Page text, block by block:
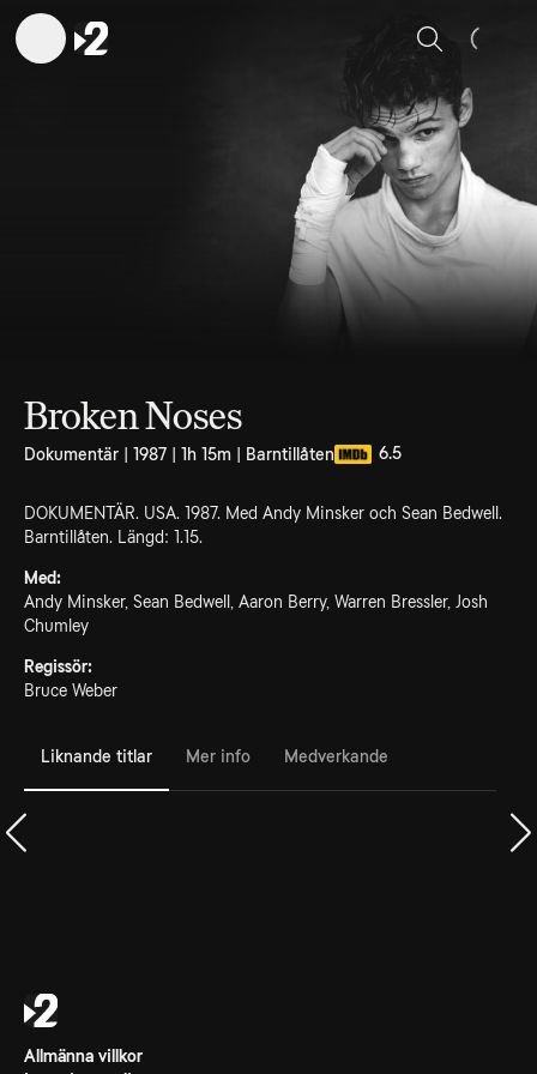
Sök
Broken Noses
Dokumentär | 1987 | 1h 15m | Barntillåten 6.5
DOKUMENTÄR. USA. 1987. Med Andy Minsker och Sean Bedwell.
Barntillåten. Längd: 1.15.
Med:
Andy Minsker, Sean Bedwell, Aaron Berry, Warren Bressler, Josh
Chumley
Regissör:
Bruce Weber
Liknande titlar Mer info Medverkande
Allmänna villkor